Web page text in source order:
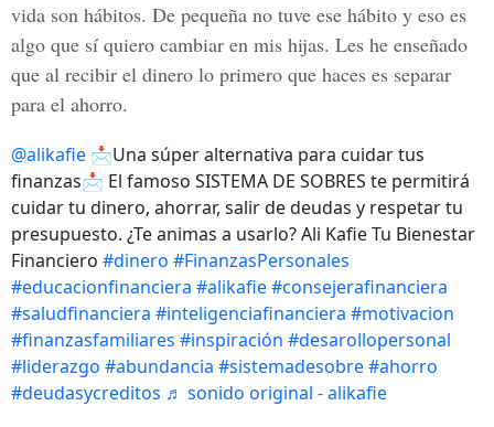
vida son hábitos. De pequeña no tuve ese hábito y eso es
algo que sí quiero cambiar en mis hijas. Les he enseñado
que al recibir el dinero lo primero que haces es separar
para el ahorro.
@alikafie 📩Una súper alternativa para cuidar tus
finanzas📩 El famoso SISTEMA DE SOBRES te permitirá
cuidar tu dinero, ahorrar, salir de deudas y respetar tu
presupuesto. ¿Te animas a usarlo? Ali Kafie Tu Bienestar
Financiero #dinero #FinanzasPersonales
#educacionfinanciera #alikafie#consejerafinanciera
#saludfinanciera #inteligenciafinanciera #motivacion
#finanzasfamiliares #inspiración #desarollopersonal
#liderazgo #abundancia #sistemadesobre#ahorro
#deudasycreditos ♬ sonido original - alikafie